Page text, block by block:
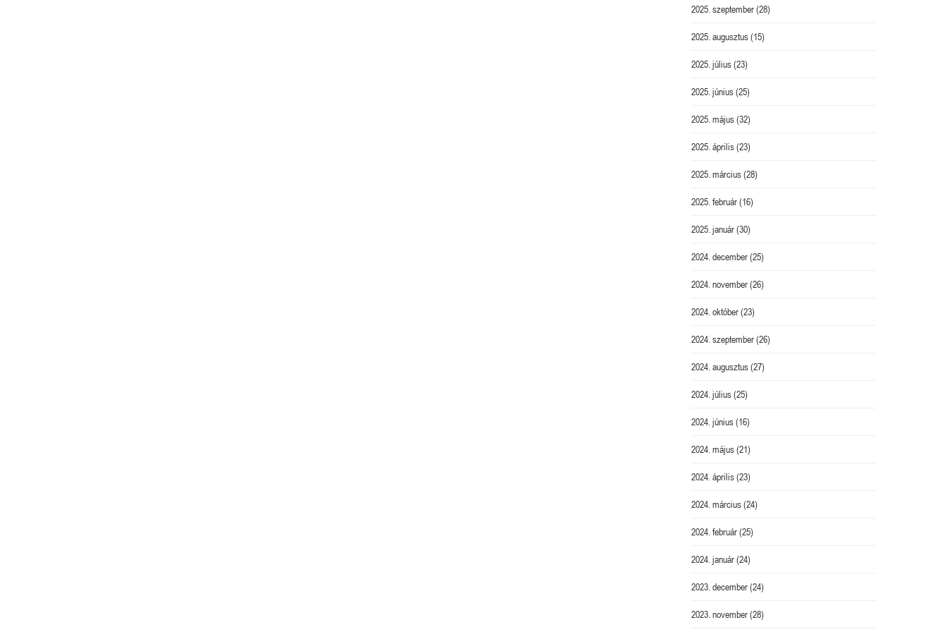
2025. szeptember(28)
2025. augusztus(15)
2025. július(23)
2025. június(25)
2025. május(32)
2025. április(23)
2025. március(28)
2025. február(16)
2025. január(30)
2024. december(25)
2024. november(26)
2024. október(23)
2024. szeptember(26)
2024. augusztus(27)
2024. július(25)
2024. június(16)
2024. május(21)
2024. április(23)
2024. március(24)
2024. február(25)
2024. január(24)
2023. december(24)
2023. november(28)